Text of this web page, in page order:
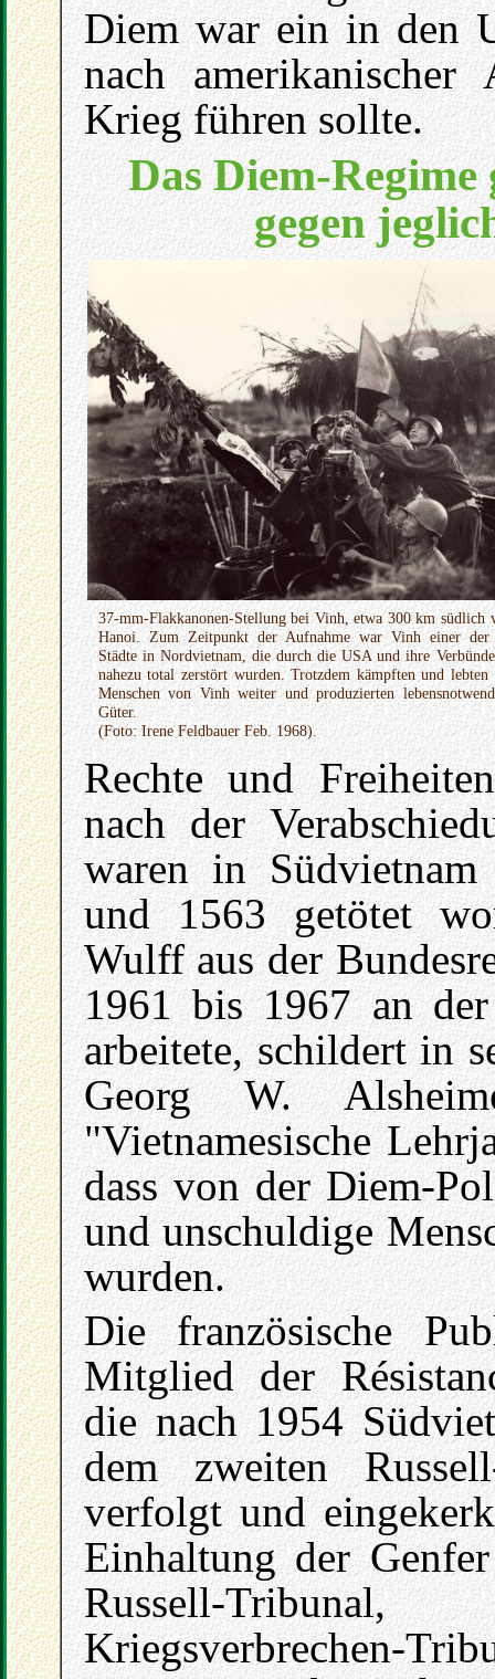
Diem war ein in den
nach
Krieg führen sollte.
Das Diem-
gegen
37-mm-Flakkanonen-Stellung bei Vinh, etwa 300 km südlich
Hanoi. Zum Zeitpunkt der Aufnahme war Vinh einer der
Städte in Nordvietnam, die durch die USA und ihre
nahezu total zerstört wurden. Trotzdem kämpften und lebten
Menschen von Vinh weiter und produzierten
Güter.
(Foto: Irene Feldbauer Feb. 1968).
Rechte und
nach der
waren in
und 1563 getötet
Wulff aus der
1961 bis 1967 an
arbeitete, schildert in
Georg W.
"Vietnamesische
dass von der Diem-
und unschuldige
wurden.
Die französische
Mitglied der
die nach 1954
dem zweiten
verfolgt und
Einhaltung der
Russell-
Kriegsverbrechen-